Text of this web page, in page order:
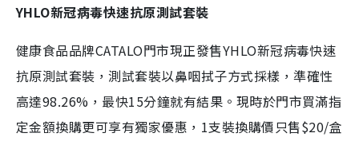
YHLO新冠病毒快速抗原測試套裝
健康食品品牌CATALO門市現正發售YHLO新冠病毒快速
抗原測試套裝，測試套裝以鼻咽拭子方式採樣，準確性
高達98.26%，最快15分鐘就有結果。現時於門市買滿指
定金額換購更可享有獨家優惠，1支裝換購價只售$20/盒